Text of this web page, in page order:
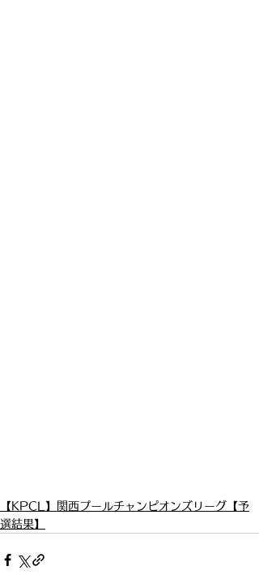
【KPCL】関西プールチャンピオンズリーグ【予
選結果】